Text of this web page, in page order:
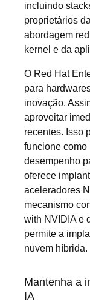
incluindo
proprietários
abordagem
kernel e da
O Red Hat
para
inovação.
aproveitar
recentes. Isso
funcione como
desempenho
oferece
aceleradores
mecanismo
with NVIDIA e
permite a
nuvem híbrida.
Mantenha a
IA